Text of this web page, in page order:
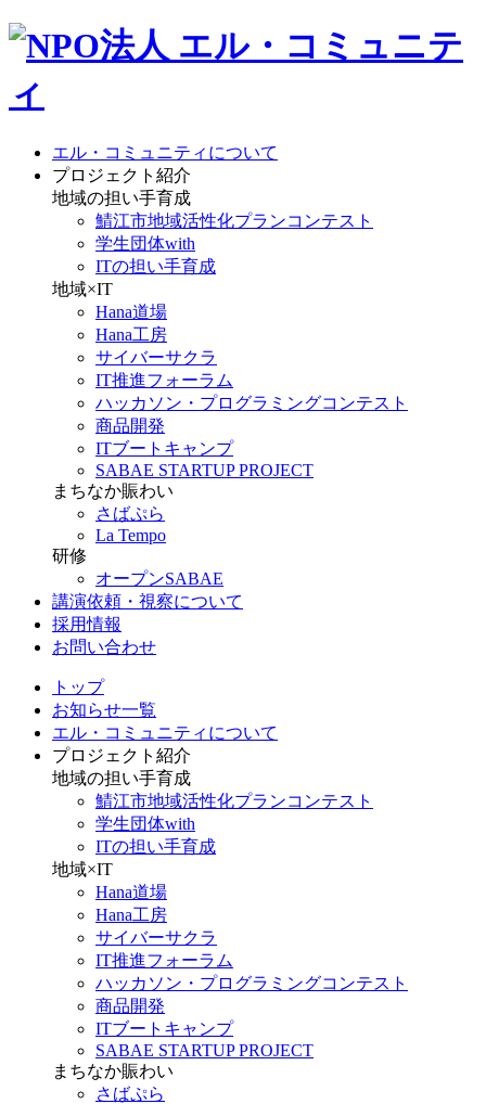
エル・コミュニティについて
プロジェクト紹介
地域の担い手育成
鯖江市地域活性化プランコンテスト
学生団体with
ITの担い手育成
地域×IT
Hana道場
Hana工房
サイバーサクラ
IT推進フォーラム
ハッカソン・プログラミングコンテスト
商品開発
ITブートキャンプ
SABAE STARTUP PROJECT
まちなか賑わい
さばぷら
La Tempo
研修
オープンSABAE
講演依頼・視察について
採用情報
お問い合わせ
トップ
お知らせ一覧
エル・コミュニティについて
プロジェクト紹介
地域の担い手育成
鯖江市地域活性化プランコンテスト
学生団体with
ITの担い手育成
地域×IT
Hana道場
Hana工房
サイバーサクラ
IT推進フォーラム
ハッカソン・プログラミングコンテスト
商品開発
ITブートキャンプ
SABAE STARTUP PROJECT
まちなか賑わい
さばぷら